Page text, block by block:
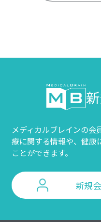
メディカルブレインの会
療に関する情報や、 健康
ことができます。
新規